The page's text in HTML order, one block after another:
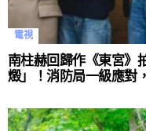
電視
南柱赫回歸作《東宮》
燬」！消防局一級應對